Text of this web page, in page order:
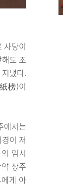
사당이
도 조
냈다.
榜)이
에서는
이 저
임시
상주
게 아